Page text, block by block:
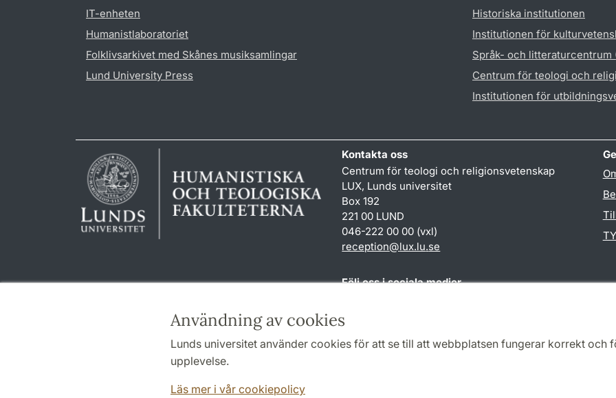
Användning av cookies
Lunds universitet använder cookies för att se till att webbplatsen fungerar korrekt och
upplevelse.
Läs mer i vår cookiepolicy
IT-enheten
Humanistlaboratoriet
Folklivsarkivet med Skånes musiksamlingar
Lund University Press
Historiska institutionen
Institutionen för
Språk- och litteraturcentrum
Centrum för teologi och
Institutionen för
Kontakta oss
Centrum för teologi och religionsvetenskap
LUX, Lunds universitet
Box 192
221 00 LUND
046-222 00 00 (vxl)
reception@lux.lu.se
Följ oss i sociala medier